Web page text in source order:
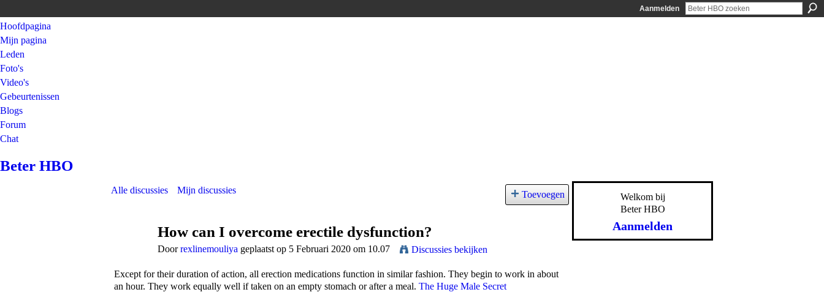
Aanmelden
Hoofdpagina
Mijn pagina
Leden
Foto's
Video's
Gebeurtenissen
Blogs
Forum
Chat
Beter HBO
Alle discussies Mijn discussies Toevoegen
How can I overcome erectile dysfunction?
Doorrexlinemouliya geplaatst op 5 Februari 2020 om 10.07 Discussies bekijken
Except for their duration of action, all erection medications function in similar fashion. They begin to work in about
an hour. They work equally well if taken on an empty stomach or after a meal. The Huge Male Secret
Welkom bij
Beter HBO
Aanmelden